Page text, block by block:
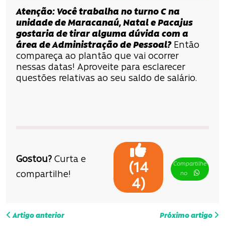
Atenção: Você trabalha no turno C na
unidade de Maracanaú, Natal e Pacajus
gostaria de tirar alguma dúvida com a
área de Administração de Pessoal?Então
compareça ao plantão que vai ocorrer
nessas datas! Aproveite para esclarecer
questões relativas ao seu saldo de salário.
Gostou? Curta e
compartilhe!
(14
4)
Compartilhe
no
N
Artigo anterior Próximo artigo